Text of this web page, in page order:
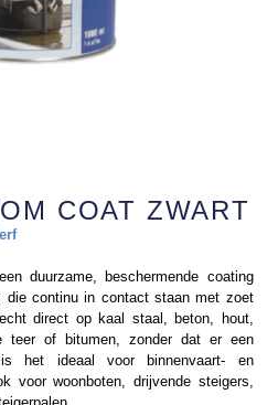
COAT ZWART
duurzame, beschermende coating
die continu in contact staan met zoet
direct op kaal staal, beton, hout,
teer of bitumen, zonder dat er een
het ideaal voor binnenvaart- en
voor woonboten, drijvende steigers,